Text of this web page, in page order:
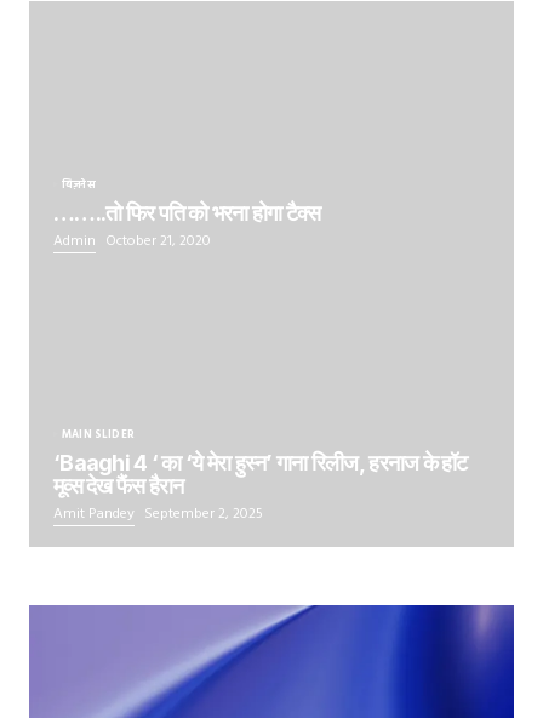
बिज़नेस
……..तो फिर पति को भरना होगा टैक्स
Admin October 21, 2020
MAIN SLIDER
‘Baaghi 4 ‘ का ‘ये मेरा हुस्न’ गाना रिलीज, हरनाज के हॉट
मूव्स देख फैंस हैरान
Amit Pandey September 2, 2025